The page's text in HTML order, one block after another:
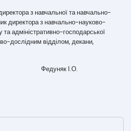
з навчальної та навчально-
директора з навчально-науково-
адміністративно-господарської
дослідним відділом, декани,
Федуняк І.О.